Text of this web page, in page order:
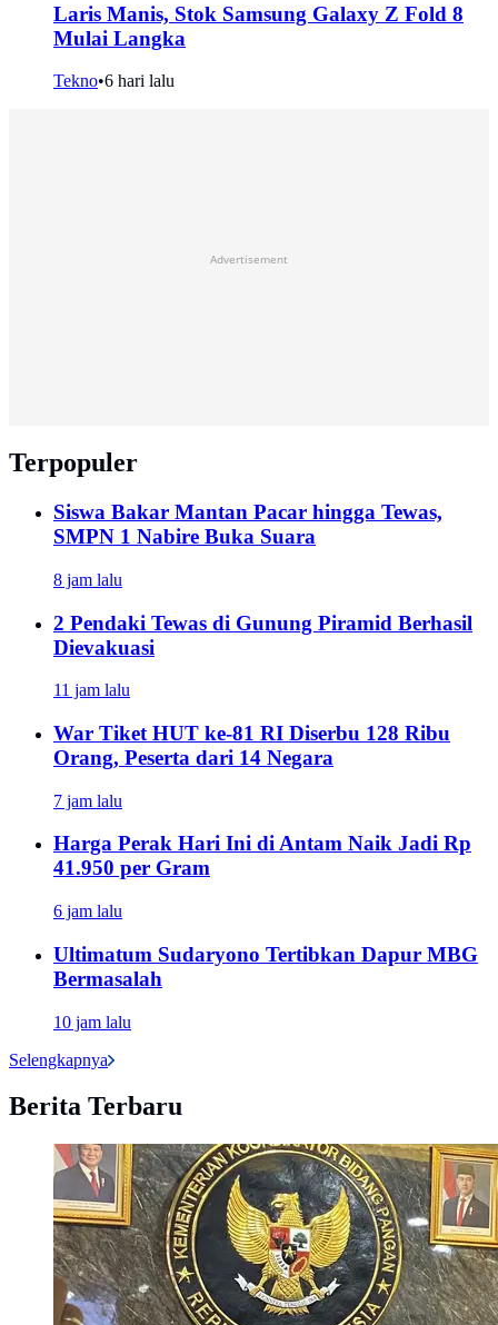
Laris Manis, Stok Samsung Galaxy Z Fold 8
Mulai Langka
Tekno•6 hari lalu
Advertisement
Terpopuler
Siswa Bakar Mantan Pacar hingga Tewas,
SMPN 1 Nabire Buka Suara
8 jam lalu
2 Pendaki Tewas di Gunung Piramid Berhasil
Dievakuasi
11 jam lalu
War Tiket HUT ke-81 RI Diserbu 128 Ribu
Orang, Peserta dari 14 Negara
7 jam lalu
Harga Perak Hari Ini di Antam Naik Jadi Rp
41.950 per Gram
6 jam lalu
Ultimatum Sudaryono Tertibkan Dapur MBG
Bermasalah
10 jam lalu
Selengkapnya
Berita Terbaru